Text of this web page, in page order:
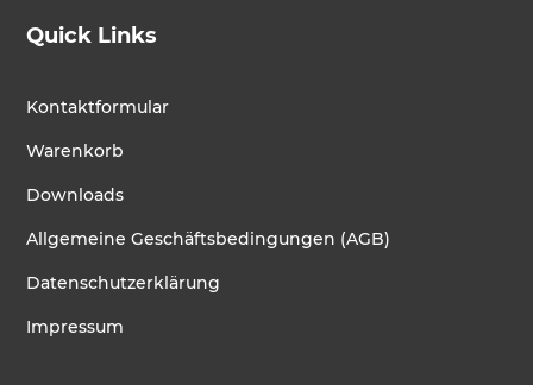
Quick Links
Kontaktformular
Warenkorb
Downloads
Allgemeine Geschäftsbedingungen (AGB)
Datenschutzerklärung
Impressum